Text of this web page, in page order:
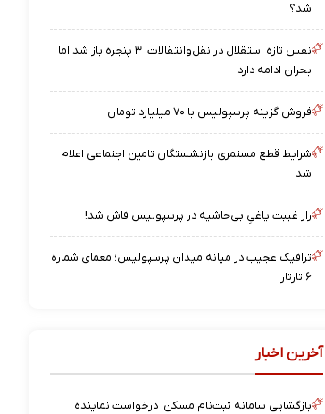
شد؟
نفس تازه استقلال در نقل‌وانتقالات؛ ۳ پنجره باز شد اما
بحران ادامه دارد
فروش گزینه پرسپولیس با ۷۰ میلیارد تومان
شرایط قطع مستمری بازنشستگان تامین اجتماعی اعلام
شد
راز غیبت یاغیِ بی‌حاشیه در پرسپولیس فاش شد!
ترافیک عجیب در میانه میدان پرسپولیس؛ معمای شماره
۶ تارتار
آخرین اخبار
بازگشایی سامانه ثبت‌نام مسکن؛ درخواست نماینده